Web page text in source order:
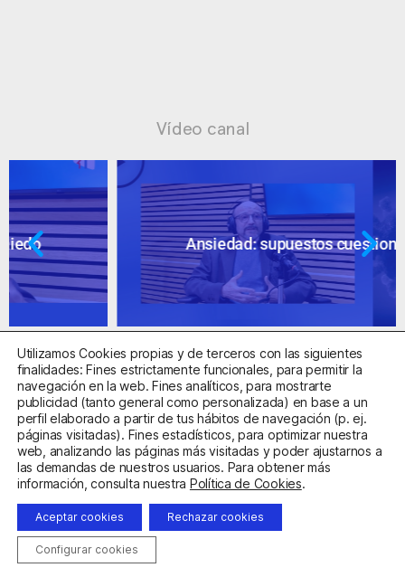
Vídeo canal
Ansiedad: supuestos cuestionables
Centro Sanitario Autorizado con el código E08737002
Aviso LegalPolítica de PrivacidadPolítica de Cookies
Clínica de la Ansiedad. Teléfonos:932263020
Correo:
Utilizamos Cookies propias y de terceros con las siguientes
finalidades: Fines estrictamente funcionales, para permitir la
navegación en la web. Fines analíticos, para mostrarte
publicidad (tanto general como personalizada) en base a un
perfil elaborado a partir de tus hábitos de navegación (p. ej.
páginas visitadas). Fines estadísticos, para optimizar nuestra
web, analizando las páginas más visitadas y poder ajustarnos a
las demandas de nuestros usuarios. Para obtener más
información, consulta nuestra Política de Cookies.
Aceptar cookies Rechazar cookies
Configurar cookies